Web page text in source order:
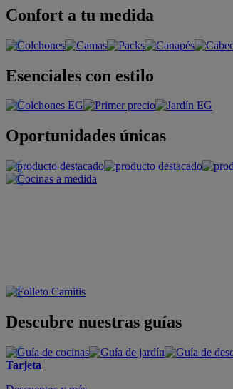
Confort a tu medida
Esenciales con estilo
Oportunidades únicas
Descubre nuestras guías
Tarjeta